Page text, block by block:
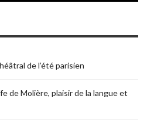
de l’été parisien
de Molière, plaisir de la langue et